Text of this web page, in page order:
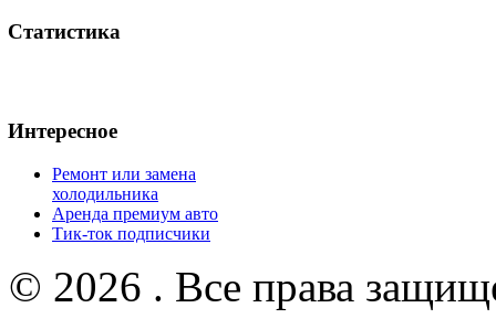
Статистика
Интересное
Ремонт или замена
холодильника
Аренда премиум авто
Тик-ток подписчики
© 2026 . Все права